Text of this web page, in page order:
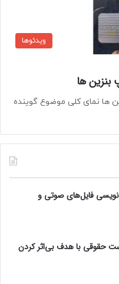
ویدئوها
ها
ها نمای کلی موضوع گوینده
فایل‌های صوتی و
حقوقی با هدف بی‌اثر کردن